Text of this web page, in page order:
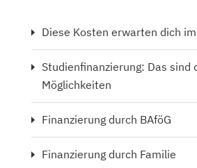
Diese Kosten erwarten dich
Studienfinanzierung: Das sind
Möglichkeiten
Finanzierung durch BAföG
Finanzierung durch Familie